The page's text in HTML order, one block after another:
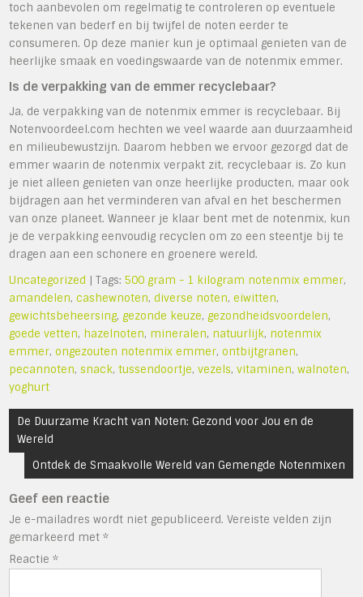
toch aanbevolen om regelmatig te controleren op eventuele
tekenen van bederf en bij twijfel de noten eerder te
consumeren. Op deze manier kun je optimaal genieten van de
heerlijke smaak en voedingswaarde van de notenmix emmer.
Is de verpakking van de emmer recyclebaar?
Ja, de verpakking van de notenmix emmer is recyclebaar. Bij
Notenvoordeel.com hechten we veel waarde aan duurzaamheid
en milieubewustzijn. Daarom hebben we ervoor gezorgd dat de
emmer waarin de notenmix verpakt zit, recyclebaar is. Zo kun
je niet alleen genieten van onze heerlijke producten, maar ook
bijdragen aan het verminderen van afval en het beschermen
van onze planeet. Wanneer je klaar bent met de notenmix, kun
je de verpakking eenvoudig recyclen om zo een steentje bij te
dragen aan een schonere en groenere wereld.
Uncategorized | Tags:500 gram - 1 kilogram notenmix emmer,
amandelen,cashewnoten,diverse noten,eiwitten,
gewichtsbeheersing,gezonde keuze,gezondheidsvoordelen,
goede vetten, hazelnoten, mineralen, natuurlijk, notenmix
emmer,ongezouten notenmix emmer,ontbijtgranen,
pecannoten,snack,tussendoortje,vezels,vitaminen,walnoten,
yoghurt
Bericht
navigatie
De Duurzame Kracht van Noten: Gezond voor Jou en de
Wereld
Ontdek de Smaakvolle Wereld van Gemengde Notenmixen
Geef een reactie
Je e-mailadres wordt niet gepubliceerd. Vereiste velden zijn
gemarkeerd met*
Reactie*